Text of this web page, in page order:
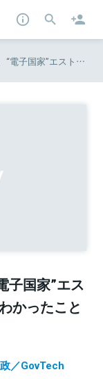
世界最高齢プログラマーが、“電子国家”エストニアでシニア100人に聞いてわかったこと｜ダイヤモンド・オンライン
子国家”エス
かったこと
／GovTech